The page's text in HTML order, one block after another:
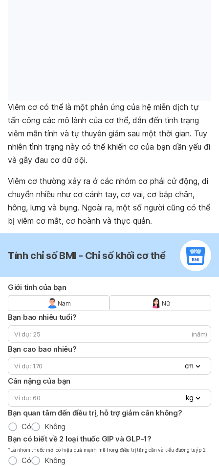
Viêm cơ có thể là một phản ứng của hệ miễn dịch tự
tấn công các mô lành của cơ thể, dẫn đến tình trạng
viêm mãn tính và tự thuyên giảm sau một thời gian. Tuy
nhiên tình trạng này có thể khiến cơ của bạn dần yếu đi
và gây đau cơ dữ dội.
Viêm cơ thường xảy ra ở các nhóm cơ phải cử động, di
chuyển nhiều như cơ cánh tay, cơ vai, cơ bắp chân,
hông, lưng và bụng. Ngoài ra, một số người cũng có thể
bị viêm cơ mắt, cơ hoành và thực quản.
Tính chỉ số BMI - Chỉ số khối cơ thể
Giới tính của bạn
Nam Nữ
Bạn bao nhiêu tuổi?
(năm)
Bạn cao bao nhiêu?
cm
Cân nặng của bạn
kg
Bạn quan tâm đến điều trị, hỗ trợ giảm cân không?
Có
Không
Bạn có biết về 2 loại thuốc GIP và GLP-1?
*Là nhóm thuốc mới có hiệu quả mạnh mẽ trong điều trị tăng cần và tiểu đường tuýp 2.
Có Không